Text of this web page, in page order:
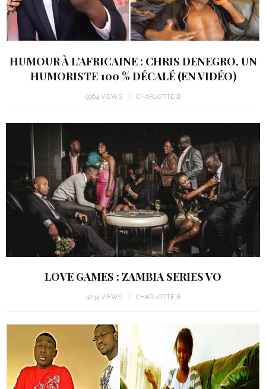
HUMOUR À L’AFRICAINE : CHRIS DENEGRO, UN
HUMORISTE 100 % DÉCALÉ (EN VIDÉO)
9364 VIEWS CHARLOTTE B
LOVE GAMES : ZAMBIA SERIES VO
4234 VIEWS CHARLOTTE B